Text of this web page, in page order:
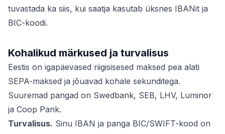
tuvastada ka siis, kui saatja kasutab üksnes IBANit ja
BIC-koodi.
Kohalikud märkused ja turvalisus
Eestis on igapäevased riigisisesed maksed pea alati
SEPA-maksed ja jõuavad kohale sekunditega.
Suuremad pangad on Swedbank, SEB, LHV, Luminor
ja Coop Pank.
Turvalisus. Sinu IBAN ja panga BIC/SWIFT-kood on